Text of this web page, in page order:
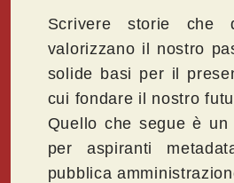
Scrivere storie che
valorizzano il nostro
solide basi per il
cui fondare il nostro
Quello che segue è un
per aspiranti
pubblica